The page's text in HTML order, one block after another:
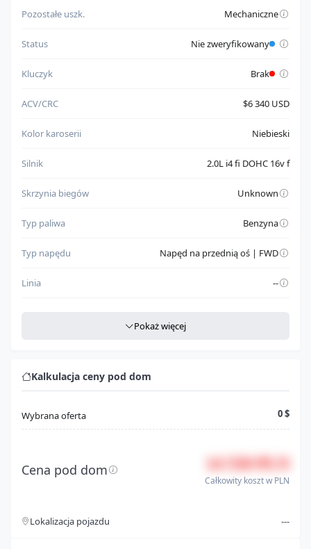
Pozostałe uszk. Mechaniczne
Status Nie zweryfikowany
Kluczyk Brak
ACV/CRC $6 340 USD
Kolor karoserii Niebieski
Silnik 2.0L i4 fi DOHC 16v f
Skrzynia biegów Unknown
Typ paliwa Benzyna
Typ napędu Napęd na przednią oś | FWD
Linia --
Rodzaj nadwozia
Model RSX
Typ paliwa Gasoline
Pokaż więcej
Kalkulacja ceny pod dom
Wybrana oferta 0 $
Cena pod dom 14 550 PLN
Całkowity koszt w PLN
Lokalizacja pojazdu ---